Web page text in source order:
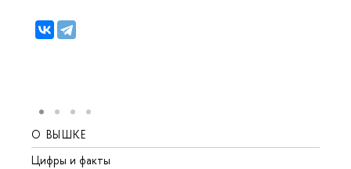
О ВЫШКЕ
Цифры и факты